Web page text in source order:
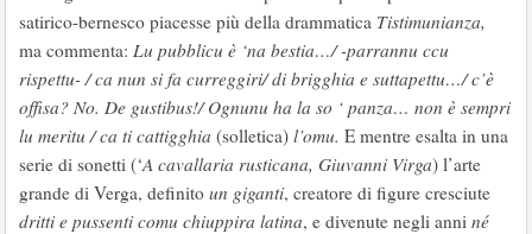
satirico-bernesco piacesse più della drammatica Tistimunianza,
ma commenta: Lu pubblicu è ‘na bestia…/ -parrannu ccu
rispettu- / ca nun si fa curreggiri/ di brigghia e suttapettu…/ c’è
offisa? No. De gustibus!/ Ognunu ha la so ‘ panza… non è sempri
lu meritu / ca ti cattigghia (solletica) l’omu. E mentre esalta in una
serie di sonetti (‘A cavallaria rusticana, Giuvanni Virga) l’arte
grande di Verga, definito un giganti, creatore di figure cresciute
dritti e pussenti comu chiuppira latina, e divenute negli anni né